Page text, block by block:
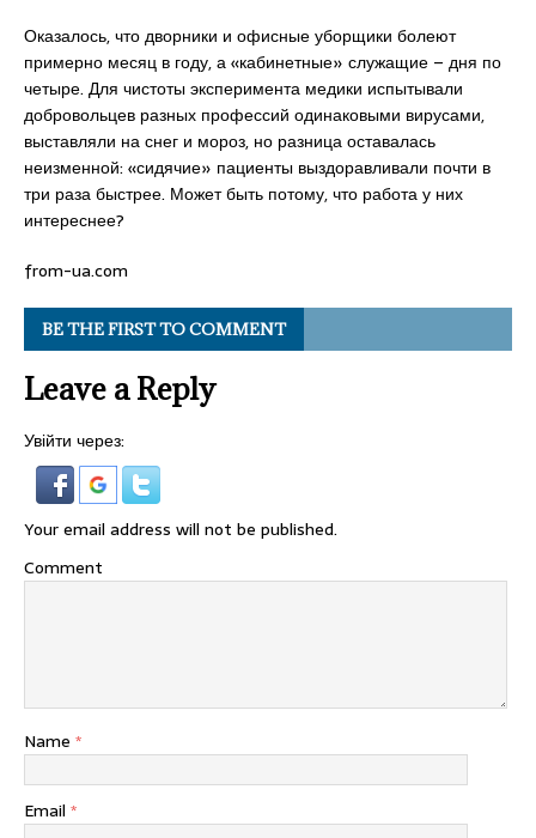
Оказалось, что дворники и офисные уборщики болеют
примерно месяц в году, а «кабинетные» служащие – дня по
четыре. Для чистоты эксперимента медики испытывали
добровольцев разных профессий одинаковыми вирусами,
выставляли на снег и мороз, но разница оставалась
неизменной: «сидячие» пациенты выздоравливали почти в
три раза быстрее. Может быть потому, что работа у них
интереснее?
from-ua.com
BE THE FIRST TO COMMENT
Leave a Reply
Увійти через:
Your email address will not be published.
Comment
Name *
Email *